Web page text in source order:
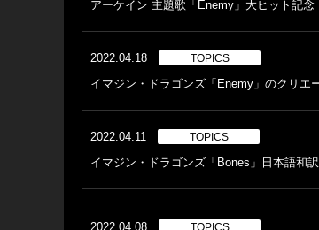
アーケイン 主題歌「Enemy」大ヒット記
2022.04.18 TOPICS
イマジン・ドラゴンズ「Enemy」のクリエ
2022.04.11 TOPICS
イマジン・ドラゴンズ「Bones」日本語和
2022.04.08